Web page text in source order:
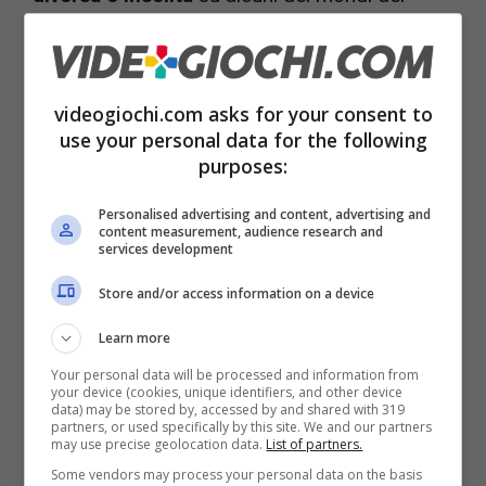
Il gioco perfetto Se ti sei innamorato di Little Big Planet
dopo secret level – videogiochi.com
In uno degli episodi ci sono deirimandi
videogiochi.com asks for your consent to
use your personal data for the following
purposes:
Personalised advertising and content, advertising and
content measurement, audience research and
services development
Store and/or access information on a device
Learn more
Your personal data will be processed and information from
your device (cookies, unique identifiers, and other device
data) may be stored by, accessed by and shared with 319
partners, or used specifically by this site. We and our partners
may use precise geolocation data. List of partners.
Some vendors may process your personal data on the basis